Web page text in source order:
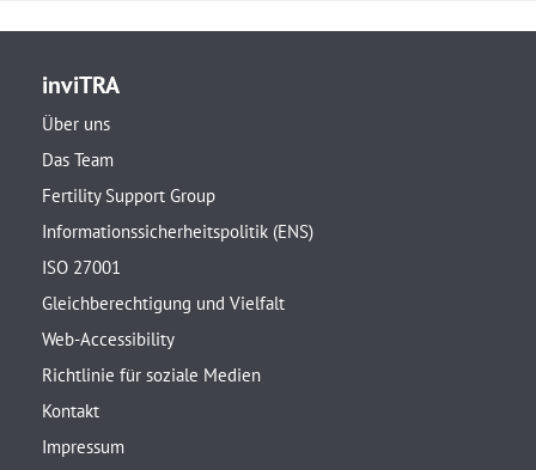
inviTRA
Über uns
Das Team
Fertility Support Group
Informationssicherheitspolitik (ENS)
ISO 27001
Gleichberechtigung und Vielfalt
Web-Accessibility
Richtlinie für soziale Medien
Kontakt
Impressum